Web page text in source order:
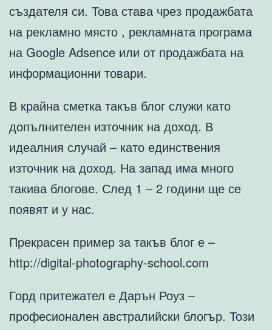
създателя си. Това става чрез продажбата
на рекламно място , рекламната програма
на Google Adsence или от продажбата на
информационни товари.
В крайна сметка такъв блог служи като
допълнителен източник на доход. В
идеалния случай – като единствения
източник на доход. На запад има много
такива блогове. След 1 – 2 години ще се
появят и у нас.
Прекрасен пример за такъв блог е –
http://digital-photography-school.com
Горд притежател е Дарън Роуз –
професионален австралийски блогър. Този